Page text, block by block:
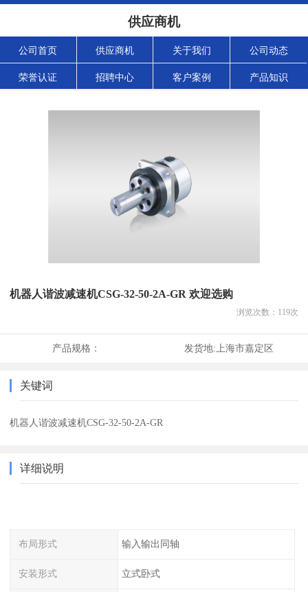
供应商机
公司首页 供应商机 关于我们 公司动态
荣誉认证 招聘中心 客户案例 产品知识
机器人谐波减速机CSG-32-50-2A-GR 欢迎选购
浏览次数： 119次
产品规格： 发货地: 上海市嘉定区
关键词
机器人谐波减速机CSG-32-50-2A-GR
详细说明
布局形式 输入输出同轴
安装形式 立式卧式